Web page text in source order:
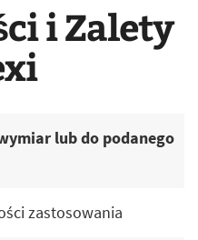
i Zalety
lub do podanego
zastosowania